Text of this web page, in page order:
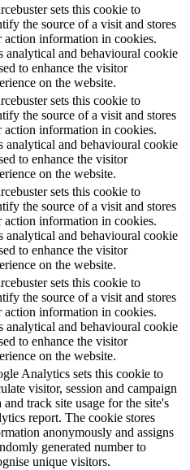
sets this cookie to
the source of a visit and stores
action information in cookies.
analytical and behavioural cookie
to enhance the visitor
on the website.
sets this cookie to
the source of a visit and stores
action information in cookies.
analytical and behavioural cookie
to enhance the visitor
on the website.
sets this cookie to
the source of a visit and stores
action information in cookies.
analytical and behavioural cookie
to enhance the visitor
on the website.
sets this cookie to
the source of a visit and stores
action information in cookies.
analytical and behavioural cookie
to enhance the visitor
on the website.
Analytics sets this cookie to
visitor, session and campaign
and track site usage for the site's
report. The cookie stores
anonymously and assigns
generated number to
unique visitors.